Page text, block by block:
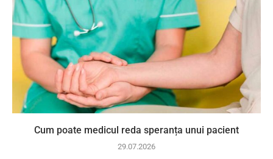
Cum poate medicul reda speranța unui pacient
29.07.2026